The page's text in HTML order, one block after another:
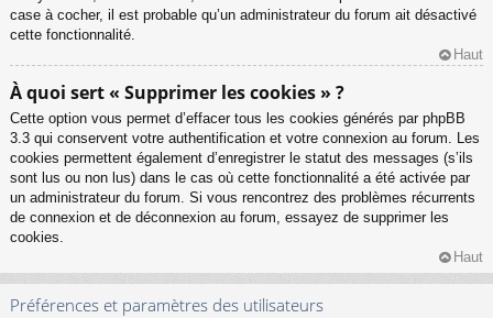
case à cocher, il est probable qu’un administrateur du forum ait désactivé
cette fonctionnalité.
Haut
À quoi sert « Supprimer les cookies » ?
Cette option vous permet d’effacer tous les cookies générés par phpBB
3.3 qui conservent votre authentification et votre connexion au forum. Les
cookies permettent également d’enregistrer le statut des messages (s’ils
sont lus ou non lus) dans le cas où cette fonctionnalité a été activée par
un administrateur du forum. Si vous rencontrez des problèmes récurrents
de connexion et de déconnexion au forum, essayez de supprimer les
cookies.
Haut
Préférences et paramètres des utilisateurs